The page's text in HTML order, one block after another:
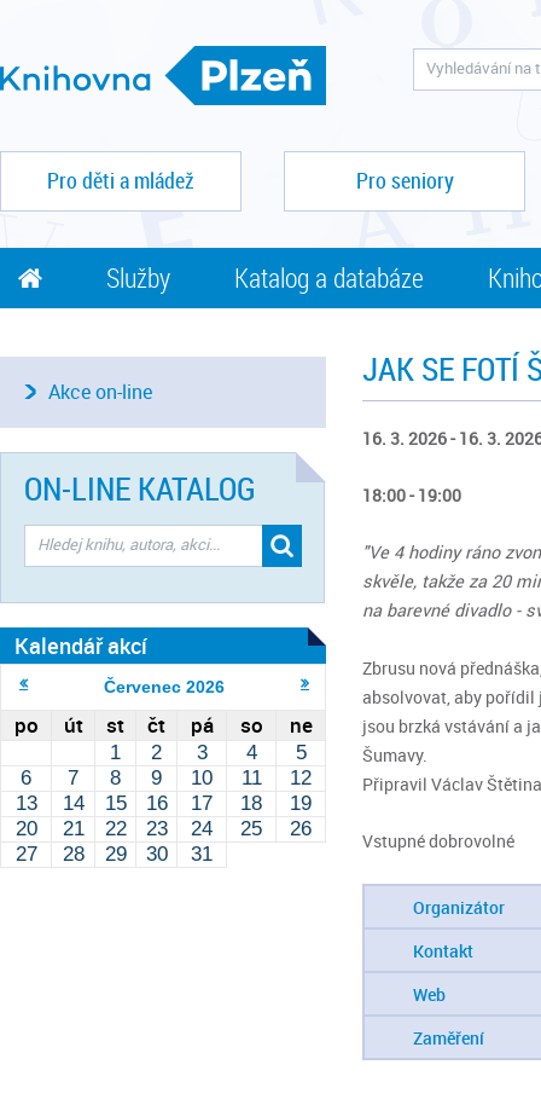
Pro děti a mládež Pro seniory
Služby Katalog a databáze
JAK SE FOTÍ
16. 3. 2026 - 16. 3.
18:00 - 19:00
"Ve 4 hodiny ráno
skvěle, takže za 20
na barevné divadlo -
Zbrusu nová
absolvovat, aby pořídil
jsou brzká vstávání a
Šumavy.
Připravil Václav
Vstupné dobrovolné
Organizátor
Kontakt
Web
Zaměření
Akce on-line
ON-LINE KATALOG
Kalendář akcí
Červenec 2026
po út st čt pá so ne
1 2 3 4
5
6
7 8 9 10 11
12
13
14 15 16 17 18
19
20
21 22 23 24 25
26
27
28 29 30 31